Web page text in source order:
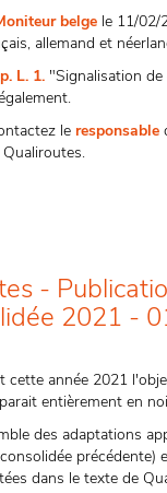
belge le 11/02/
allemand et
L. 1. "Signalisation
le responsable
-
2021 -
cette année 2021
entièrement en
des adaptations
précédente)
dans le texte de